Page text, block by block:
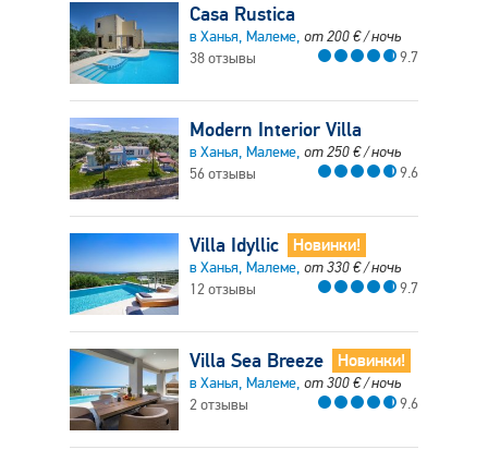
Casa Rustica
в Ханья, Малеме, от200€/ ночь
38 отзывы
9.7
Modern Interior Villa
в Ханья, Малеме, от250€/ ночь
56 отзывы
9.6
Villa Idyllic Новинки!
в Ханья, Малеме, от330€/ ночь
12 отзывы
9.7
Villa Sea Breeze Новинки!
в Ханья, Малеме, от300€/ ночь
2 отзывы
9.6